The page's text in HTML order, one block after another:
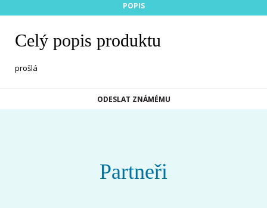
POPIS
Celý popis produktu
prošlá
ODESLAT ZNÁMÉMU
Partneři